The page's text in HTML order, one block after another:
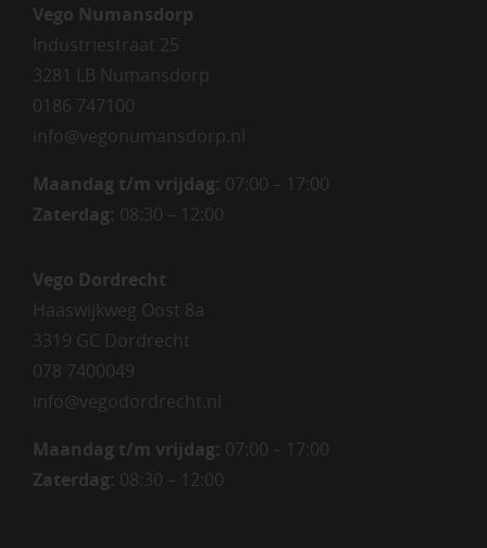
Vego Numansdorp
Industriestraat 25
3281 LB Numansdorp
0186 747100
info@vegonumansdorp.nl
Maandag t/m vrijdag: 07:00 – 17:00
Zaterdag: 08:30 – 12:00
Vego Dordrecht
Haaswijkweg Oost 8a
3319 GC Dordrecht
078 7400049
info@vegodordrecht.nl
Maandag t/m vrijdag: 07:00 – 17:00
Zaterdag: 08:30 – 12:00